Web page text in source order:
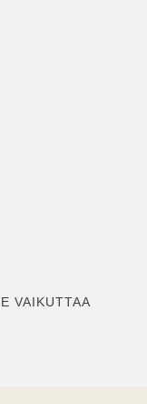
VAIKUTTAA